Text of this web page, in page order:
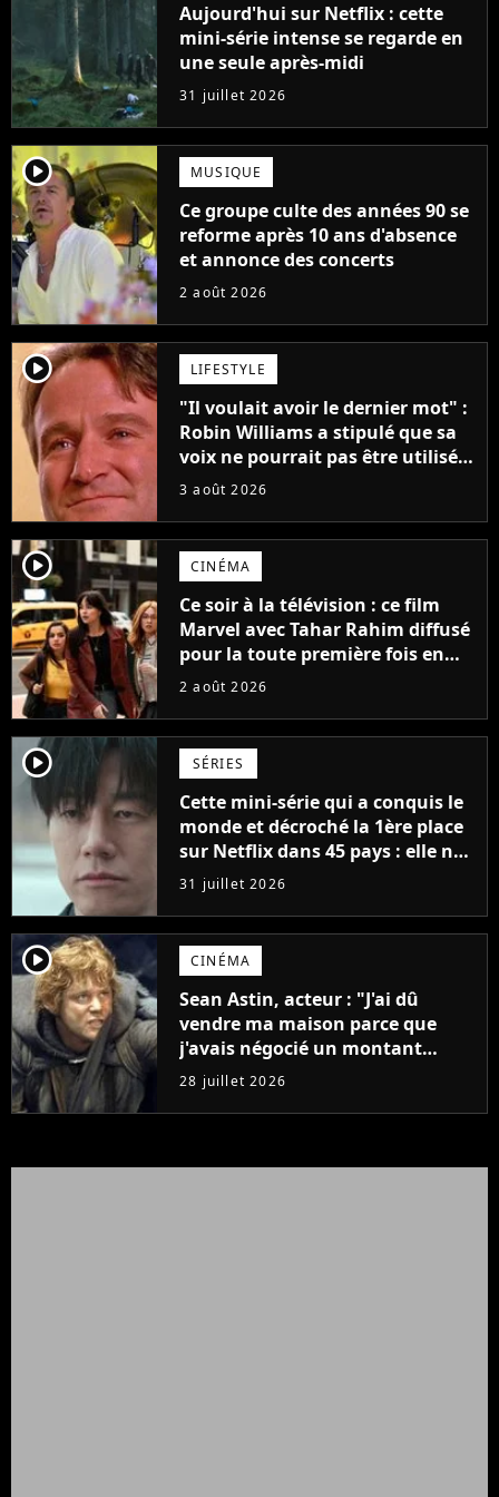
Aujourd'hui sur Netflix : cette
mini-série intense se regarde en
une seule après-midi
31 juillet 2026
player2 MUSIQUE
Ce groupe culte des années 90 se
reforme après 10 ans d'absence
et annonce des concerts
2 août 2026
player2 LIFESTYLE
"Il voulait avoir le dernier mot" :
Robin Williams a stipulé que sa
voix ne pourrait pas être utilisée
avant 2039, pourtant Disney
inédits
3 août 2026
player2 CINÉMA
Ce soir à la télévision : ce film
Marvel avec Tahar Rahim diffusé
pour la toute première fois en
France
2 août 2026
player2 SÉRIES
Cette mini-série qui a conquis le
monde et décroché la 1ère place
sur Netflix dans 45 pays : elle ne
compte que 10 épisodes et c'est
un phénomène mondial
31 juillet 2026
player2 CINÉMA
Sean Astin, acteur : "J'ai dû
vendre ma maison parce que
j'avais négocié un montant
beaucoup trop bas pour Le
Seigneur des anneaux"
28 juillet 2026